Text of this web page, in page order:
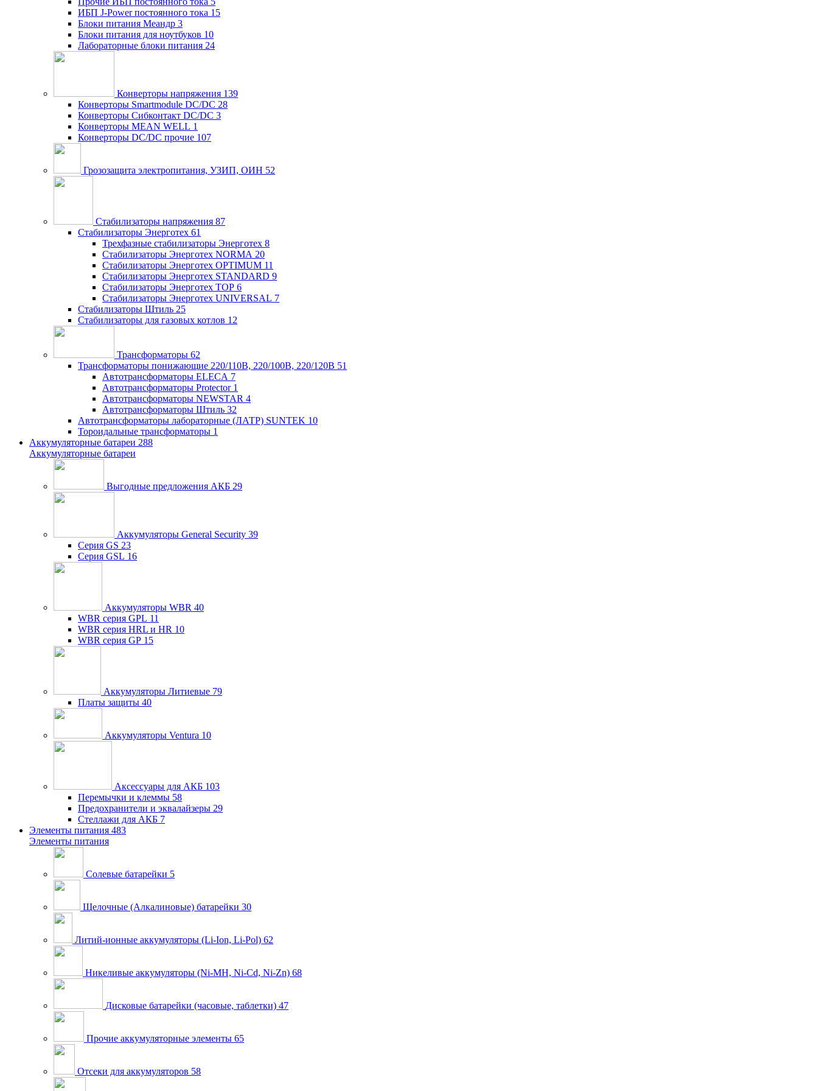
ИБП J-Power постоянного тока 15
Блоки питания Меандр 3
Блоки питания для ноутбуков 10
Лабораторные блоки питания 24
Конверторы напряжения 139
Конверторы Smartmodule DC/DC 28
Конверторы Сибконтакт DC/DC 3
Конверторы MEAN WELL 1
Конверторы DC/DC прочие 107
Грозозащита электропитания, УЗИП, ОИН 52
Стабилизаторы напряжения 87
Стабилизаторы Энерготех 61
Трехфазные стабилизаторы Энерготех 8
Стабилизаторы Энерготех NORMA 20
Стабилизаторы Энерготех OPTIMUM 11
Стабилизаторы Энерготех STANDARD 9
Стабилизаторы Энерготех TOP 6
Стабилизаторы Энерготех UNIVERSAL 7
Стабилизаторы Штиль 25
Стабилизаторы для газовых котлов 12
Трансформаторы 62
Трансформаторы понижающие 220/110В, 220/100В, 220/120В 51
Автотрансформаторы ELECA 7
Автотрансформаторы Protector 1
Автотрансформаторы NEWSTAR 4
Автотрансформаторы Штиль 32
Автотрансформаторы лабораторные (ЛАТР) SUNTEK 10
Тороидальные трансформаторы 1
Аккумуляторные батареи 288
Аккумуляторные батареи
Выгодные предложения АКБ 29
Аккумуляторы General Security 39
Серия GS 23
Серия GSL 16
Аккумуляторы WBR 40
WBR серия GPL 11
WBR серия HRL и HR 10
WBR серия GP 15
Аккумуляторы Литиевые 79
Платы защиты 40
Аккумуляторы Ventura 10
Аксессуары для АКБ 103
Перемычки и клеммы 58
Предохранители и эквалайзеры 29
Стеллажи для АКБ 7
Элементы питания 483
Элементы питания
Солевые батарейки 5
Щелочные (Алкалиновые) батарейки 30
Литий-ионные аккумуляторы (Li-Ion, Li-Pol) 62
Никеливые аккумуляторы (Ni-MH, Ni-Cd, Ni-Zn) 68
Дисковые батарейки (часовые, таблетки) 47
Прочие аккумуляторные элементы 65
Отсеки для аккумуляторов 58